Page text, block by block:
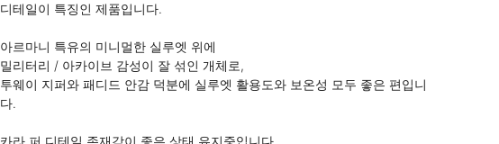
디테일이 특징인 제품입니다.
아르마니 특유의 미니멀한 실루엣 위에
밀리터리 / 아카이브 감성이 잘 섞인 개체로,
투웨이 지퍼와 패디드 안감 덕분에 실루엣 활용도와 보온성 모두 좋은 편입니
다.
카라 퍼 디테일 존재감이 좋은 상태 유지중입니다